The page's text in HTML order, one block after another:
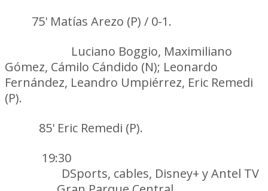
75' Matías Arezo (P) / 0-1.
Luciano Boggio, Maximiliano
Gómez, Cámilo Cándido (N); Leonardo
Fernández, Leandro Umpiérrez, Eric Remedi
(P).
85' Eric Remedi (P).
19:30
DSports, cables, Disney+ y Antel TV